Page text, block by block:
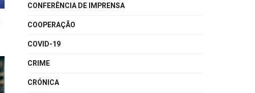
CONFERÊNCIA DE IMPRENSA
COOPERAÇÃO
COVID-19
CRIME
CRÓNICA